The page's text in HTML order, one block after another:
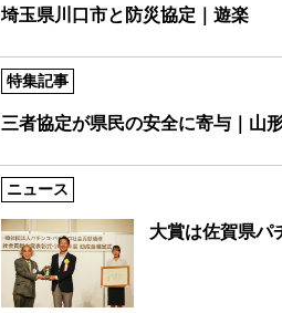
埼玉県川口市と防災協定｜遊楽
特集記事
三者協定が県民の安全に寄与｜山
ニュース
大賞は佐賀県パ